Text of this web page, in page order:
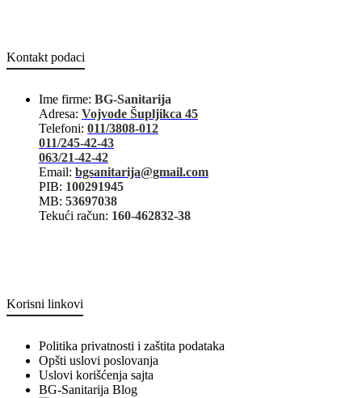
Kontakt podaci
Ime firme: BG-Sanitarija
Adresa: Vojvode Šupljikca 45
Telefoni: 011/3808-012
011/245-42-43
063/21-42-42
Email: bgsanitarija@gmail.com
PIB: 100291945
MB: 53697038
Tekući račun: 160-462832-38
Korisni linkovi
Politika privatnosti i zaštita podataka
Opšti uslovi poslovanja
Uslovi korišćenja sajta
BG-Sanitarija Blog